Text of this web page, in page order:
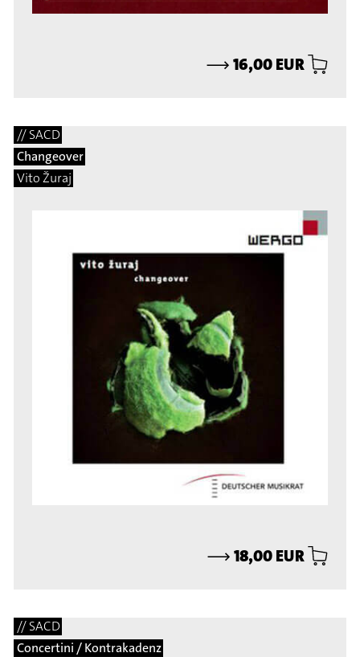
⟶16,00 EUR
// SACD
Changeover
Vito Žuraj
⟶18,00 EUR
// SACD
Concertini / Kontrakadenz